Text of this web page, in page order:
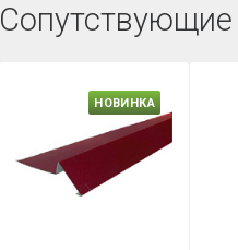
НОВИНКА